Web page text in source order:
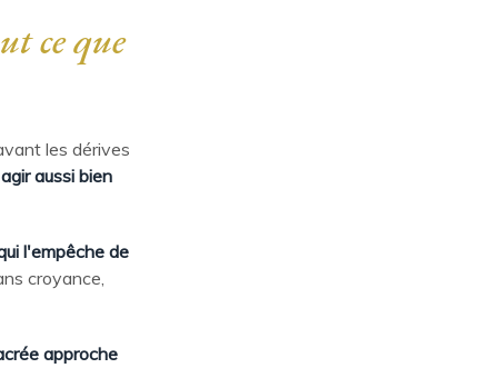
ce que
les dérives
aussi bien
l'empêche de
croyance,
approche